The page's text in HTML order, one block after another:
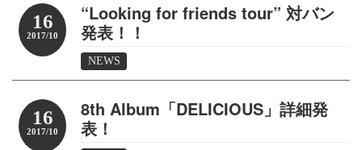
16
2017/10
“Looking for friends tour” 対バン
発表！！
NEWS
16
2017/10
8th Album「DELICIOUS」詳細発
表！